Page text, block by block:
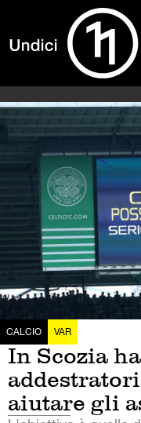
CALCIO VAR
In Scozia
aiutare gli